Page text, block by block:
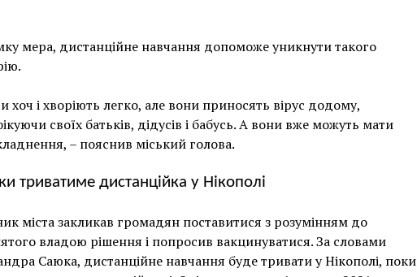
мера, дистанційне навчання допоможе уникнути такого
хоч і хворіють легко, але вони приносять вірус додому,
своїх батьків, дідусів і бабусь. А вони вже можуть мати
– пояснив міський голова.
триватиме дистанційка у Нікополі
міста закликав громадян поставитися з розумінням до
владою рішення і попросив вакцинуватися. За словами
Саюка, дистанційне навчання буде тривати у Нікополі, поки